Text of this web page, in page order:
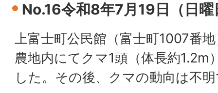
No.16令和8年7月19日（日
上富士町公民館（富士町1007番
農地内にてクマ1頭（体長約1.2m
した。その後、クマの動向は不